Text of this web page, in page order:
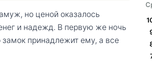
но ценой оказалось
и надежд. В первую же ночь
принадлежит ему, а все